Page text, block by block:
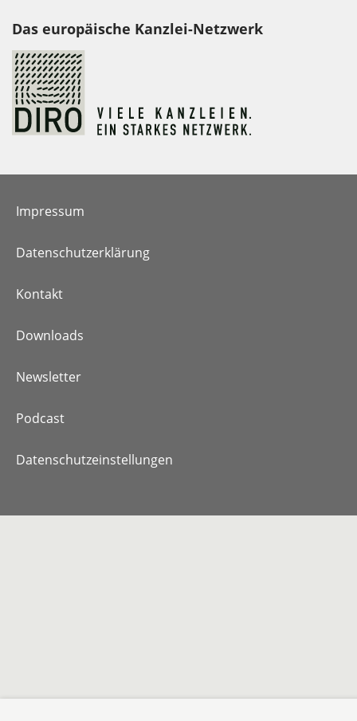
Das europäische Kanzlei-Netzwerk
Impressum
Datenschutzerklärung
Kontakt
Downloads
Newsletter
Podcast
Datenschutzeinstellungen